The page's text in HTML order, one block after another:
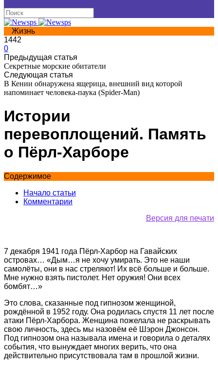
Жизнь
1442
0
Предыдущая статья
Секретные морские обитатели
Следующая статья
В Кении обнаружена ящерица, внешний вид которой
напоминает человека-паука (Spider-Man)
Истории
перевоплощений. Память
о Пёрл-Харборе
Содержимое
Начало статьи
Комментарии
Версия для печати
7 декабря 1941 года Пёрл-Харбор на Гавайских
островах… «Дым…я не хочу умирать. Это не наши
самолёты, они в нас стреляют! Их всё больше и больше.
Мне нужно взять пистолет. Нет оружия! Они всех
бомбят…»
Это слова, сказанные под гипнозом женщиной,
рождённой в 1952 году. Она родилась спустя 11 лет после
атаки Пёрл-Харбора. Женщина пожелала не раскрывать
свою личность, здесь мы назовём её Шэрон Джонсон.
Под гипнозом она называла имена и говорила о деталях
события, что вынуждает многих верить, что она
действительно присутствовала там в прошлой жизни.